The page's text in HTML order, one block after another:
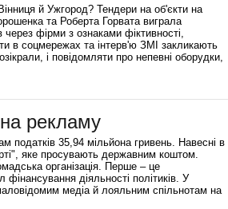
й Ужгород? Тендери на об'єкти на
та Роберта Горвата виграла
фірми з ознаками фіктивності,
в соцмережах та інтерв'ю ЗМІ закликають
і повідомляти про непевні оборудки,
рекламу
податків 35,94 мільйона гривень. Навесні в
яке просувають державним коштом.
організація. Перше – це
діяльності політиків. У
медіа й лояльним спільнотам на